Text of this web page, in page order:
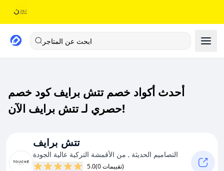
ابحث عن المتاجر
أحدث أكواد خصم تتش برايف كود خصم
حصري لـ تتش برايف الآن!
تتش برايف
التصاميم الحديثة , من الأقمشة التركية عالية الجودة
5.0 (0 تقييمات)